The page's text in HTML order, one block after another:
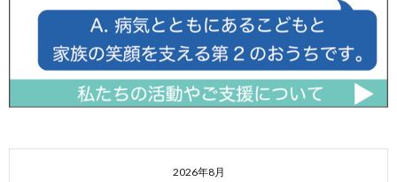
2026年8月